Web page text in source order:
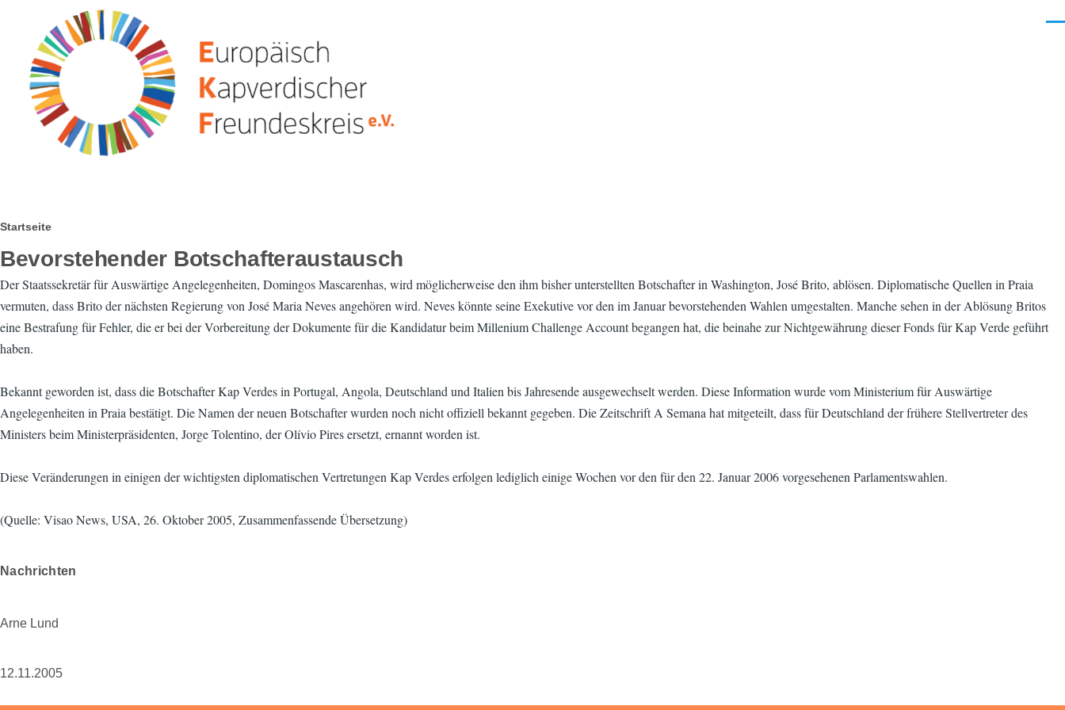
Direkt zum Inhalt
Pfadnavigation
Startseite
Bevorstehender Botschafteraustausch
Der Staatssekretär für Auswärtige Angelegenheiten, Domingos Mascarenhas, wird möglicherweise den ihm bisher unterstellten Botschafter in Washington, José Brito, ablösen. Diplomatische Quellen in Praia
vermuten, dass Brito der nächsten Regierung von José Maria Neves angehören wird. Neves könnte seine Exekutive vor den im Januar bevorstehenden Wahlen umgestalten. Manche sehen in der Ablösung Britos
eine Bestrafung für Fehler, die er bei der Vorbereitung der Dokumente für die Kandidatur beim Millenium Challenge Account begangen hat, die beinahe zur Nichtgewährung dieser Fonds für Kap Verde geführt
haben.
Bekannt geworden ist, dass die Botschafter Kap Verdes in Portugal, Angola, Deutschland und Italien bis Jahresende ausgewechselt werden. Diese Information wurde vom Ministerium für Auswärtige
Angelegenheiten in Praia bestätigt. Die Namen der neuen Botschafter wurden noch nicht offiziell bekannt gegeben. Die Zeitschrift A Semana hat mitgeteilt, dass für Deutschland der frühere Stellvertreter des
Ministers beim Ministerpräsidenten, Jorge Tolentino, der Olívio Pires ersetzt, ernannt worden ist.
Diese Veränderungen in einigen der wichtigsten diplomatischen Vertretungen Kap Verdes erfolgen lediglich einige Wochen vor den für den 22. Januar 2006 vorgesehenen Parlamentswahlen.
(Quelle: Visao News, USA, 26. Oktober 2005, Zusammenfassende Übersetzung)
Nachrichten
Arne Lund
12.11.2005